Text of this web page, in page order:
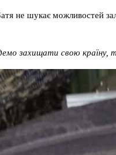
не шукає можливостей
захищати свою країну,